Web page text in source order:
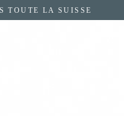
TOUTE LA SUISSE